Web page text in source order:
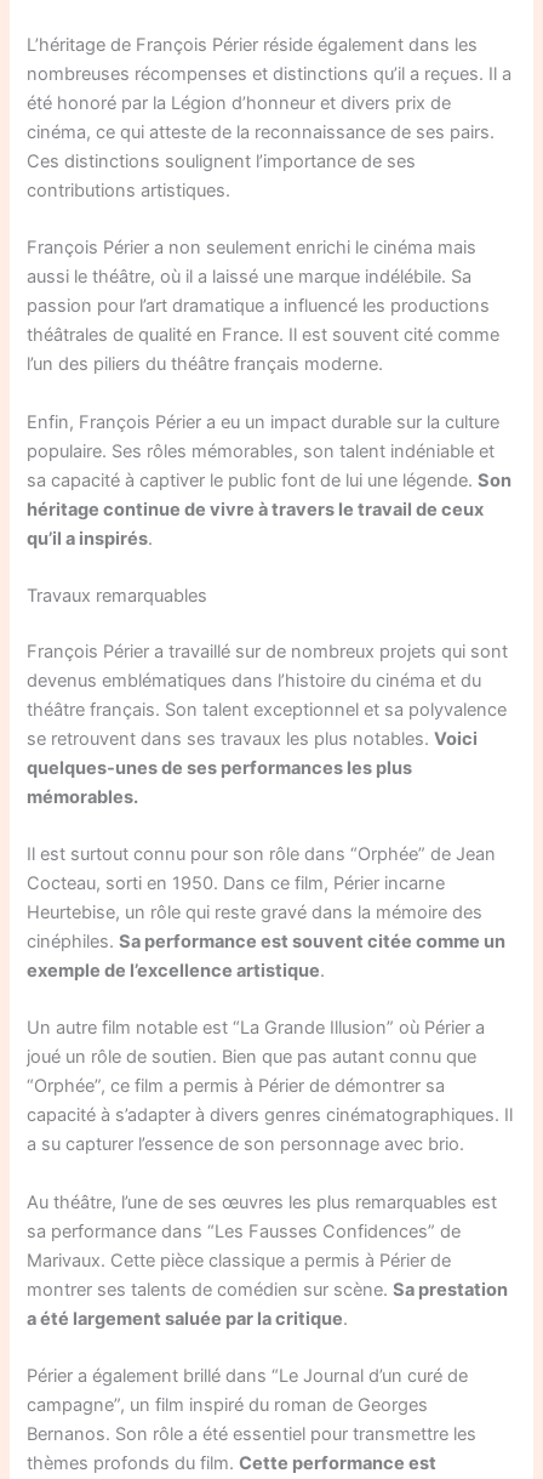
L’héritage de François Périer réside également dans les
nombreuses récompenses et distinctions qu’il a reçues. Il a
été honoré par la Légion d’honneur et divers prix de
cinéma, ce qui atteste de la reconnaissance de ses pairs.
Ces distinctions soulignent l’importance de ses
contributions artistiques.
François Périer a non seulement enrichi le cinéma mais
aussi le théâtre, où il a laissé une marque indélébile. Sa
passion pour l’art dramatique a influencé les productions
théâtrales de qualité en France. Il est souvent cité comme
l’un des piliers du théâtre français moderne.
Enfin, François Périer a eu un impact durable sur la culture
populaire. Ses rôles mémorables, son talent indéniable et
sa capacité à captiver le public font de lui une légende.Son
héritage continue de vivre à travers le travail de ceux
qu’il a inspirés.
Travaux remarquables
François Périer a travaillé sur de nombreux projets qui sont
devenus emblématiques dans l’histoire du cinéma et du
théâtre français. Son talent exceptionnel et sa polyvalence
se retrouvent dans ses travaux les plus notables.Voici
quelques-unes de ses performances les plus
mémorables.
Il est surtout connu pour son rôle dans “Orphée” de Jean
Cocteau, sorti en 1950. Dans ce film, Périer incarne
Heurtebise, un rôle qui reste gravé dans la mémoire des
cinéphiles.Sa performance est souvent citée comme un
exemple de l’excellence artistique.
Un autre film notable est “La Grande Illusion” où Périer a
joué un rôle de soutien. Bien que pas autant connu que
“Orphée”, ce film a permis à Périer de démontrer sa
capacité à s’adapter à divers genres cinématographiques. Il
a su capturer l’essence de son personnage avec brio.
Au théâtre, l’une de ses œuvres les plus remarquables est
sa performance dans “Les Fausses Confidences” de
Marivaux. Cette pièce classique a permis à Périer de
montrer ses talents de comédien sur scène.Sa prestation
a été largement saluée par la critique.
Périer a également brillé dans “Le Journal d’un curé de
campagne”, un film inspiré du roman de Georges
Bernanos. Son rôle a été essentiel pour transmettre les
thèmes profonds du film.Cette performance est